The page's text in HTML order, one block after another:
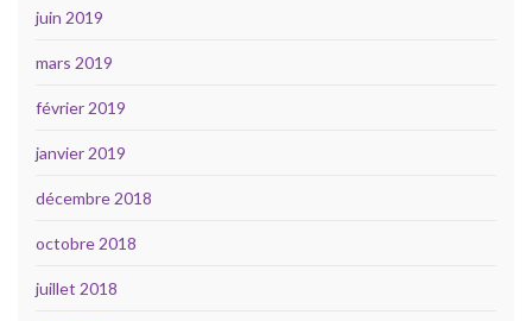
juin 2019
mars 2019
février 2019
janvier 2019
décembre 2018
octobre 2018
juillet 2018